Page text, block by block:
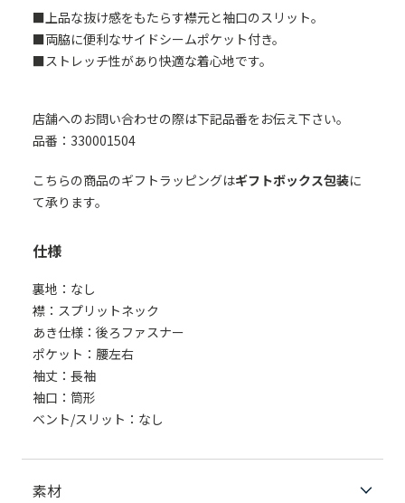
■上品な抜け感をもたらす襟元と袖口のスリット。
■両脇に便利なサイドシームポケット付き。
■ストレッチ性があり快適な着心地です。
店舗へのお問い合わせの際は下記品番をお伝え下さい。
品番：330001504
こちらの商品のギフトラッピングはギフトボックス包装に
て承ります。
仕様
裏地：なし
襟：スプリットネック
あき仕様：後ろファスナー
ポケット：腰左右
袖丈：長袖
袖口：筒形
ベント/スリット：なし
素材